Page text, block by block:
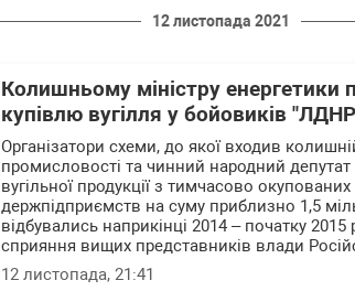
12 листопада 2021
Колишньому міністру енергетики
купівлю вугілля у бойовиків
Організатори схеми, до якої входив
промисловості та чинний народний
вугільної продукції з тимчасово
держпідприємств на суму приблизно 1,5
відбувались наприкінці 2014 – початку
сприяння вищих представників влади
12 листопада, 21:41